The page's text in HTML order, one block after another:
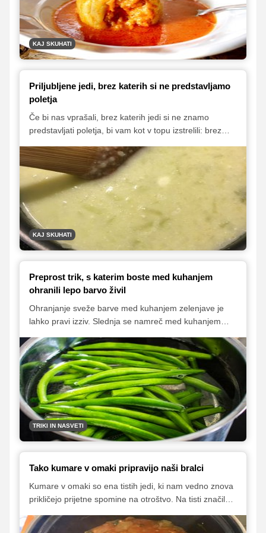
KAJ SKUHATI
Priljubljene jedi, brez katerih si ne predstavljamo
poletja
Če bi nas vprašali, brez katerih jedi si ne znamo
predstavljati poletja, bi vam kot v topu izstrelili: brez
v omenjenih poletnih klasikah lahko uživali tudi vi, vam
v nadaljevanju ponujamo vse tri recepte, zbirko pa smo
obogatili še s štirimi jedmi, ki v poletnem času med
našimi bralci po priljubljenosti vsako leto močno
izstopajo.
KAJ SKUHATI
Preprost trik, s katerim boste med kuhanjem
ohranili lepo barvo živil
Ohranjanje sveže barve med kuhanjem zelenjave je
lahko pravi izziv. Slednja se namreč med kuhanjem
neugledne, sivkaste barve. Še zlasti to velja za zelena
živila, kot so brokoli, špinača, stročji fižol in podobno. A
če se poslužite zelo preprostega trika in vodi za
kuhanje dodate zgolj ščepec sestavine iz domače
shrambe, bodo omenjena živila med kuhanjem
ohranila živahno zeleno barvo.
TRIKI IN NASVETI
Tako kumare v omaki pripravijo naši bralci
Kumare v omaki so ena tistih jedi, ki nam vedno znova
prikličejo prijetne spomine na otroštvo. Na tisti značilen
štedilniku kuhale kumare v omaki in smo že ob vstopu